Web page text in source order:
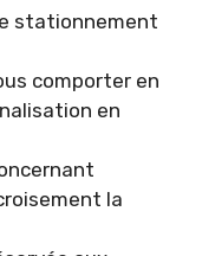
stationnement
comporter en
en
la